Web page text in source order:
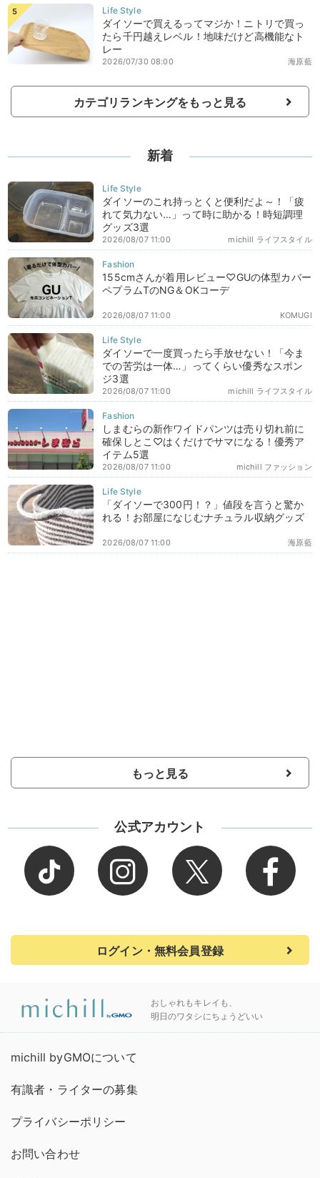
ダイソーで買えるってマジか！ニトリで買っ
たら千円越えレベル！地味だけど高機能なト
レー
海原藍
2026/07/30 08:00
カテゴリランキングをもっと見る
新着
ダイソーのこれ持っとくと便利だよ～！「疲
れて気力ない…」って時に助かる！時短調理
グッズ3選
michill ライフスタイル
2026/08/07 11:00
155cmさんが着用レビュー♡GUの体型カバー
ペプラムTのNG＆OKコーデ
KOMUGI
2026/08/07 11:00
ダイソーで一度買ったら手放せない！「今ま
での苦労は一体…」ってくらい優秀なスポン
ジ3選
michill ライフスタイル
2026/08/07 11:00
しまむらの新作ワイドパンツは売り切れ前に
確保しとこ♡はくだけでサマになる！優秀ア
イテム5選
michill ファッション
2026/08/07 11:00
「ダイソーで300円！？」値段を言うと驚か
れる！お部屋になじむナチュラル収納グッズ
海原藍
2026/08/07 11:00
もっと見る
公式アカウント
ログイン・無料会員登録
おしゃれもキレイも、
明日のワタシにちょうどいい
michill byGMOについて
有識者・ライターの募集
プライバシーポリシー
お問い合わせ